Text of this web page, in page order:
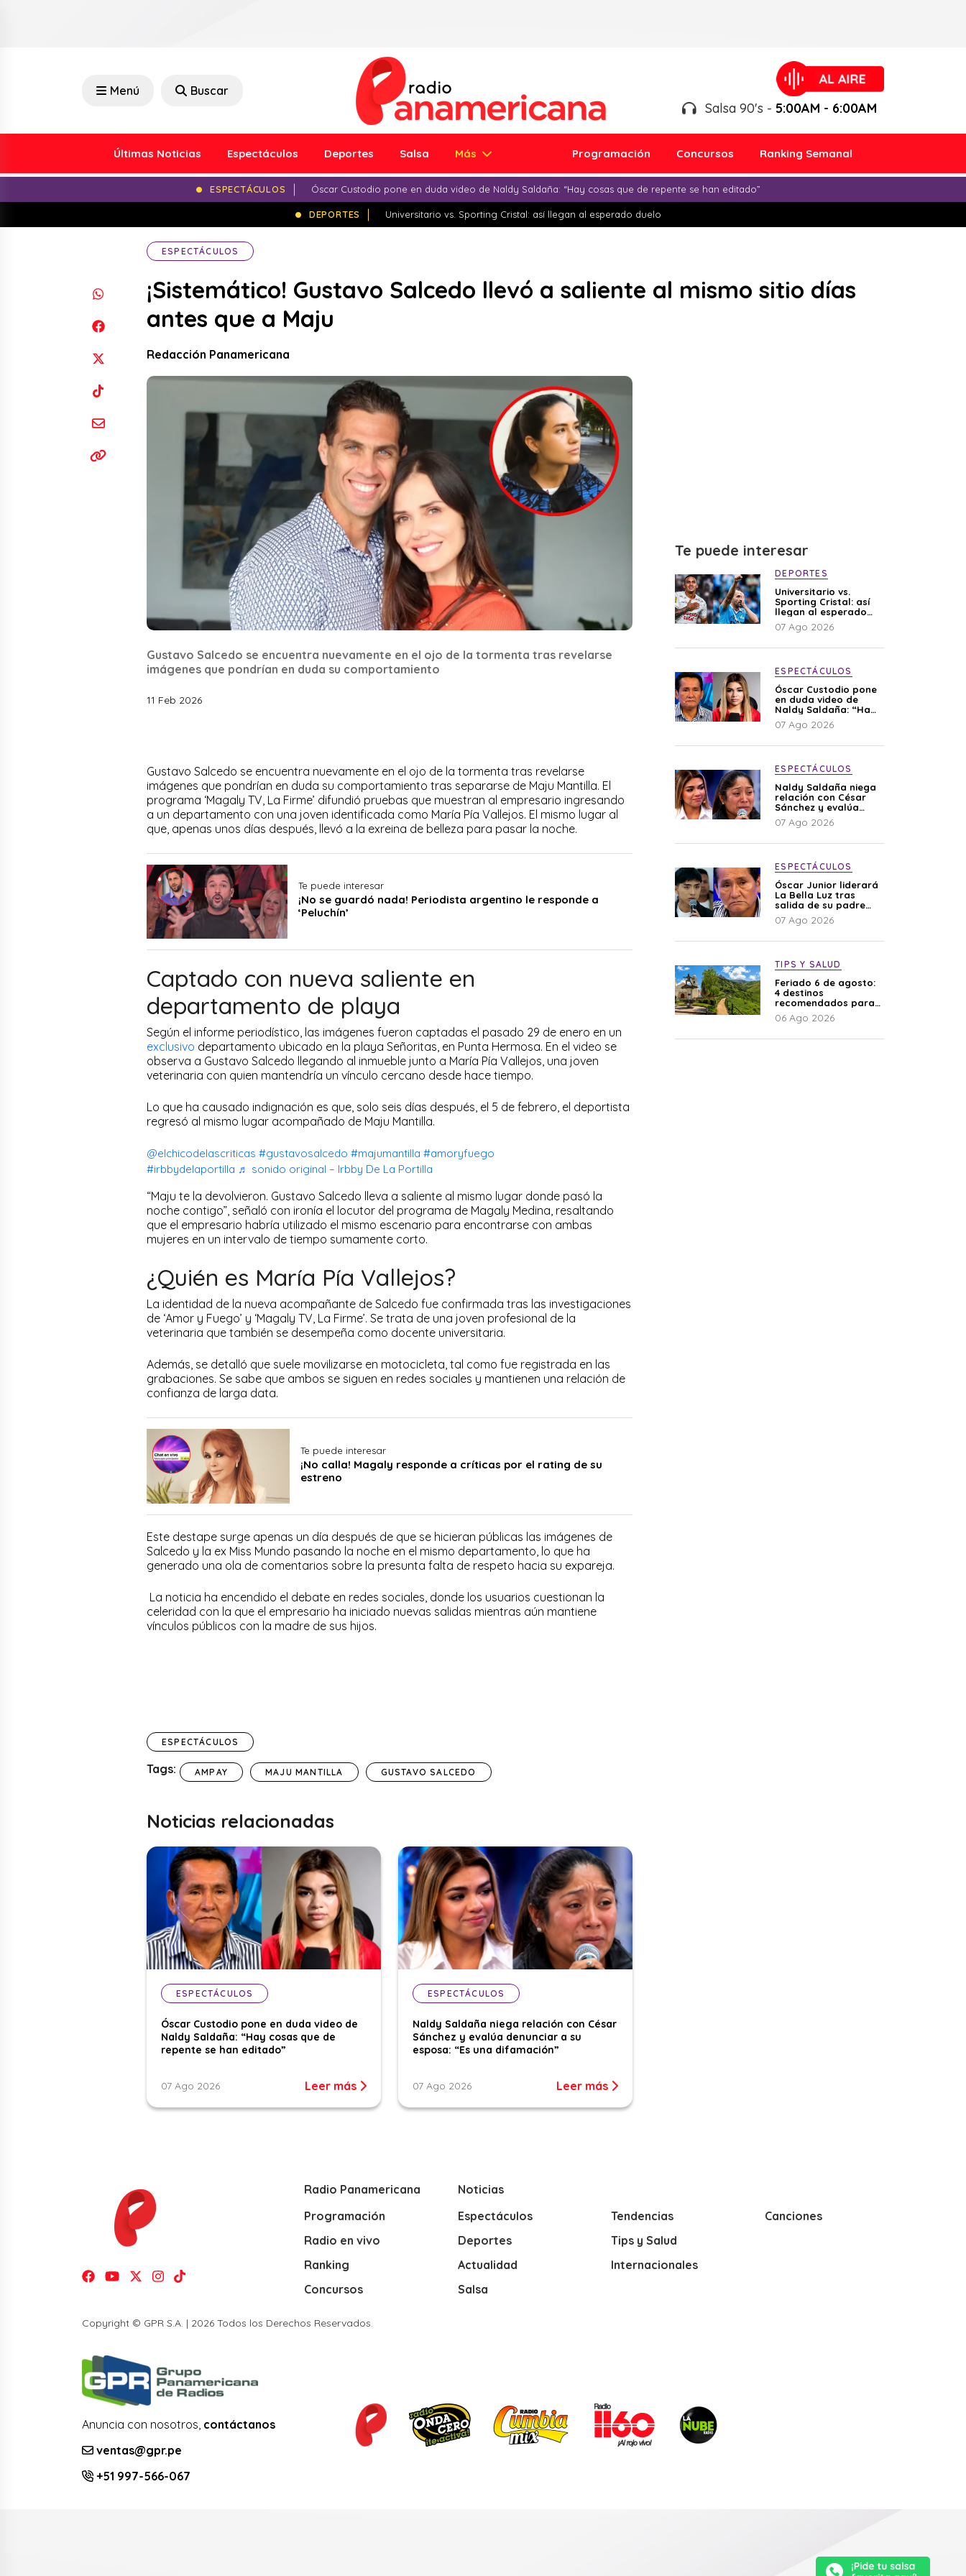
Menú Buscar
Salsa 90's - 5:00AM - 6:00AM
Últimas Noticias Espectáculos Deportes Salsa Más Programación Concursos Ranking Semanal
ESPECTÁCULOS Óscar Custodio pone en duda video de Naldy Saldaña: “Hay cosas que de repente se han editado”
DEPORTES Universitario vs. Sporting Cristal: así llegan al esperado duelo
ESPECTÁCULOS
¡Sistemático! Gustavo Salcedo llevó a saliente al mismo sitio días
antes que a Maju
Redacción Panamericana
Gustavo Salcedo se encuentra nuevamente en el ojo de la tormenta tras revelarse
imágenes que pondrían en duda su comportamiento
11 Feb 2026
Gustavo Salcedo se encuentra nuevamente en el ojo de la tormenta tras revelarse
imágenes que pondrían en duda su comportamiento tras separarse de Maju Mantilla. El
programa ‘Magaly TV, La Firme’ difundió pruebas que muestran al empresario ingresando
a un departamento con una joven identificada como María Pía Vallejos. El mismo lugar al
que, apenas unos días después, llevó a la exreina de belleza para pasar la noche.
Te puede interesar
¡No se guardó nada! Periodista argentino le responde a
‘Peluchín’
Captado con nueva saliente en
departamento de playa
Según el informe periodístico, las imágenes fueron captadas el pasado 29 de enero en un
exclusivo departamento ubicado en la playa Señoritas, en Punta Hermosa. En el video se
observa a Gustavo Salcedo llegando al inmueble junto a María Pía Vallejos, una joven
veterinaria con quien mantendría un vínculo cercano desde hace tiempo.
Lo que ha causado indignación es que, solo seis días después, el 5 de febrero, el deportista
regresó al mismo lugar acompañado de Maju Mantilla.
@elchicodelascriticas #gustavosalcedo #majumantilla #amoryfuego
#irbbydelaportilla ♬ sonido original – Irbby De La Portilla
“Maju te la devolvieron. Gustavo Salcedo lleva a saliente al mismo lugar donde pasó la
noche contigo”, señaló con ironía el locutor del programa de Magaly Medina, resaltando
que el empresario habría utilizado el mismo escenario para encontrarse con ambas
mujeres en un intervalo de tiempo sumamente corto.
¿Quién es María Pía Vallejos?
La identidad de la nueva acompañante de Salcedo fue confirmada tras las investigaciones
de ‘Amor y Fuego’ y ‘Magaly TV, La Firme’. Se trata de una joven profesional de la
veterinaria que también se desempeña como docente universitaria.
Además, se detalló que suele movilizarse en motocicleta, tal como fue registrada en las
grabaciones. Se sabe que ambos se siguen en redes sociales y mantienen una relación de
confianza de larga data.
Te puede interesar
¡No calla! Magaly responde a críticas por el rating de su
estreno
Este destape surge apenas un día después de que se hicieran públicas las imágenes de
Salcedo y la ex Miss Mundo pasando la noche en el mismo departamento, lo que ha
generado una ola de comentarios sobre la presunta falta de respeto hacia su expareja.
La noticia ha encendido el debate en redes sociales, donde los usuarios cuestionan la
celeridad con la que el empresario ha iniciado nuevas salidas mientras aún mantiene
vínculos públicos con la madre de sus hijos.
ESPECTÁCULOS
Tags: AMPAY MAJU MANTILLA GUSTAVO SALCEDO
Noticias relacionadas
ESPECTÁCULOS
Óscar Custodio pone en duda video de
Naldy Saldaña: “Hay cosas que de
repente se han editado”
07 Ago 2026 Leer más
ESPECTÁCULOS
Naldy Saldaña niega relación con César
Sánchez y evalúa denunciar a su
esposa: “Es una difamación”
07 Ago 2026 Leer más
Te puede interesar
DEPORTES
Universitario vs.
Sporting Cristal: así
llegan al esperado
duelo
07 Ago 2026
ESPECTÁCULOS
Óscar Custodio pone
en duda video de
Naldy Saldaña: “Hay
cosas que de repente
se han editado”
07 Ago 2026
ESPECTÁCULOS
Naldy Saldaña niega
relación con César
Sánchez y evalúa
denunciar a su
esposa: “Es una
07 Ago 2026
ESPECTÁCULOS
Óscar Junior liderará
La Bella Luz tras
salida de su padre
por polémica con
Naldy Saldaña
07 Ago 2026
TIPS Y SALUD
Feriado 6 de agosto:
4 destinos
recomendados para
disfrutar el descanso
06 Ago 2026
Radio Panamericana
Programación
Radio en vivo
Ranking
Concursos
Noticias
Espectáculos
Deportes
Actualidad
Salsa
Tendencias
Tips y Salud
Internacionales
Canciones
Copyright © GPR S.A. | 2026 Todos los Derechos Reservados.
Anuncia con nosotros, contáctanos
ventas@gpr.pe
+51 997-566-067